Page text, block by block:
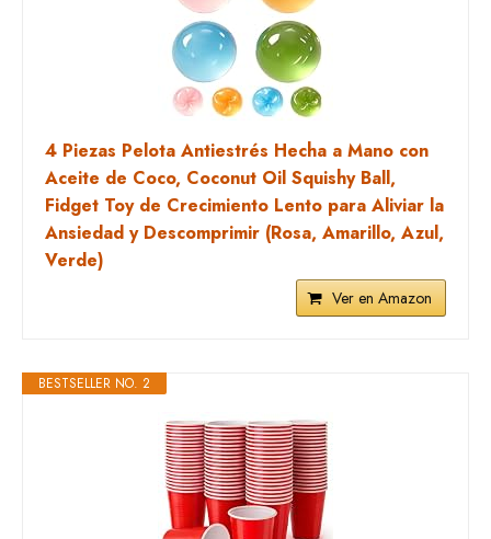
4 Piezas Pelota Antiestrés Hecha a Mano con
Aceite de Coco, Coconut Oil Squishy Ball,
Fidget Toy de Crecimiento Lento para Aliviar la
Ansiedad y Descomprimir (Rosa, Amarillo, Azul,
Verde)
Ver en Amazon
BESTSELLER NO. 2